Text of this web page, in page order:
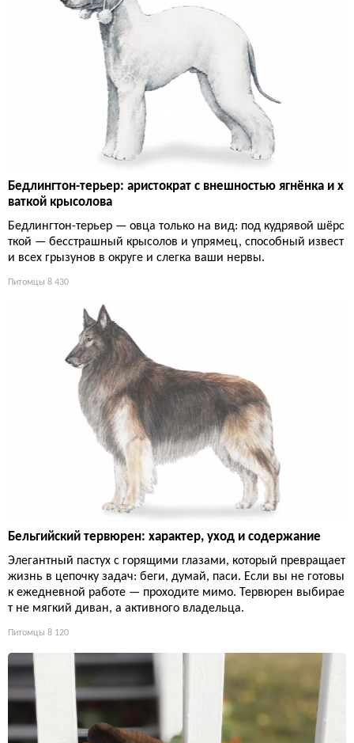
Бедлингтон-терьер: аристократ с внешностью ягнёнка и х
ваткой крысолова
Бедлингтон-терьер — овца только на вид: под кудрявой шёрс
ткой — бесстрашный крысолов и упрямец, способный извест
и всех грызунов в округе и слегка ваши нервы.
Питомцы 8 430
Бельгийский тервюрен: характер, уход и содержание
Элегантный пастух с горящими глазами, который превращает
жизнь в цепочку задач: беги, думай, паси. Если вы не готовы
к ежедневной работе — проходите мимо. Тервюрен выбирае
т не мягкий диван, а активного владельца.
Питомцы 8 120